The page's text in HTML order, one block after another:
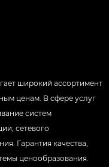
широкий ассортимент
ценам. В сфере услуг
систем
сетевого
Гарантия качества,
ценообразования.